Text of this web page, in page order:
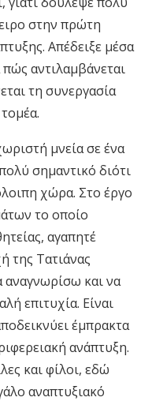
στην πρώτη
Απέδειξε μέσα
αντιλαμβάνεται
τη συνεργασία
μνεία σε ένα
σημαντικό διότι
χώρα. Στο έργο
το οποίο
αγαπητέ
της Τατιάνας
αναγνωρίσω και να
επιτυχία. Είναι
έμπρακτα
ανάπτυξη.
και φίλοι, εδώ
αναπτυξιακό